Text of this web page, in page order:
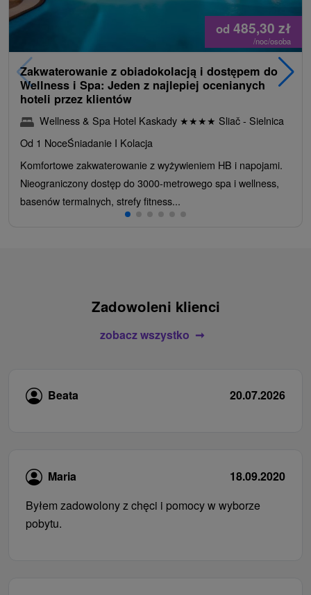
od 485,30 zł
/noc/osoba
Zakwaterowanie z obiadokolacją i dostępem do
Wellness i Spa: Jeden z najlepiej ocenianych
hoteli przez klientów
Wellness & Spa Hotel Kaskady ★★★★ Sliač - Sielnica
Od 1 NoceŚniadanie I Kolacja
Komfortowe zakwaterowanie z wyżywieniem HB i napojami.
Nieograniczony dostęp do 3000-metrowego spa i wellness,
basenów termalnych, strefy fitness...
Zadowoleni klienci
zobacz wszystko
Beata 20.07.2026
Maria
18.09.2020
Byłem zadowolony z chęci i pomocy w wyborze
pobytu.